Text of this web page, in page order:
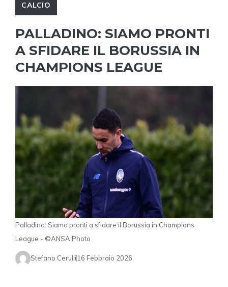
CALCIO
PALLADINO: SIAMO PRONTI
A SFIDARE IL BORUSSIA IN
CHAMPIONS LEAGUE
Palladino: Siamo pronti a sfidare il Borussia in Champions
League - ©ANSA Photo
Stefano Cerulli16 Febbraio 2026